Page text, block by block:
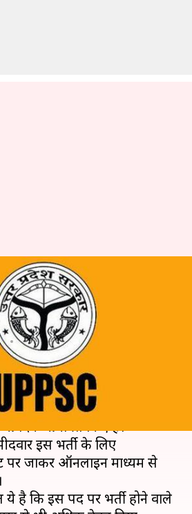
2019: एक
सैलरी वाले पद के
06:36 pm
सेवा आयोग (UPPSC) ने कई नए
आवेदन आमंत्रित किए हैं।
इस भर्ती के लिए
पर जाकर ऑनलाइन माध्यम से
ये है कि इस पद पर भर्ती होने वाले